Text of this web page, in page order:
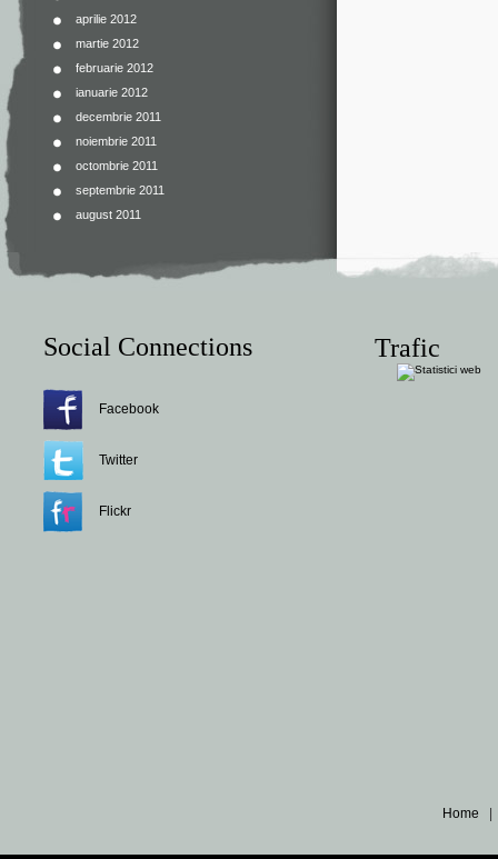
aprilie 2012
martie 2012
februarie 2012
ianuarie 2012
decembrie 2011
noiembrie 2011
octombrie 2011
septembrie 2011
august 2011
Social Connections
Facebook
Twitter
Flickr
Trafic
Home